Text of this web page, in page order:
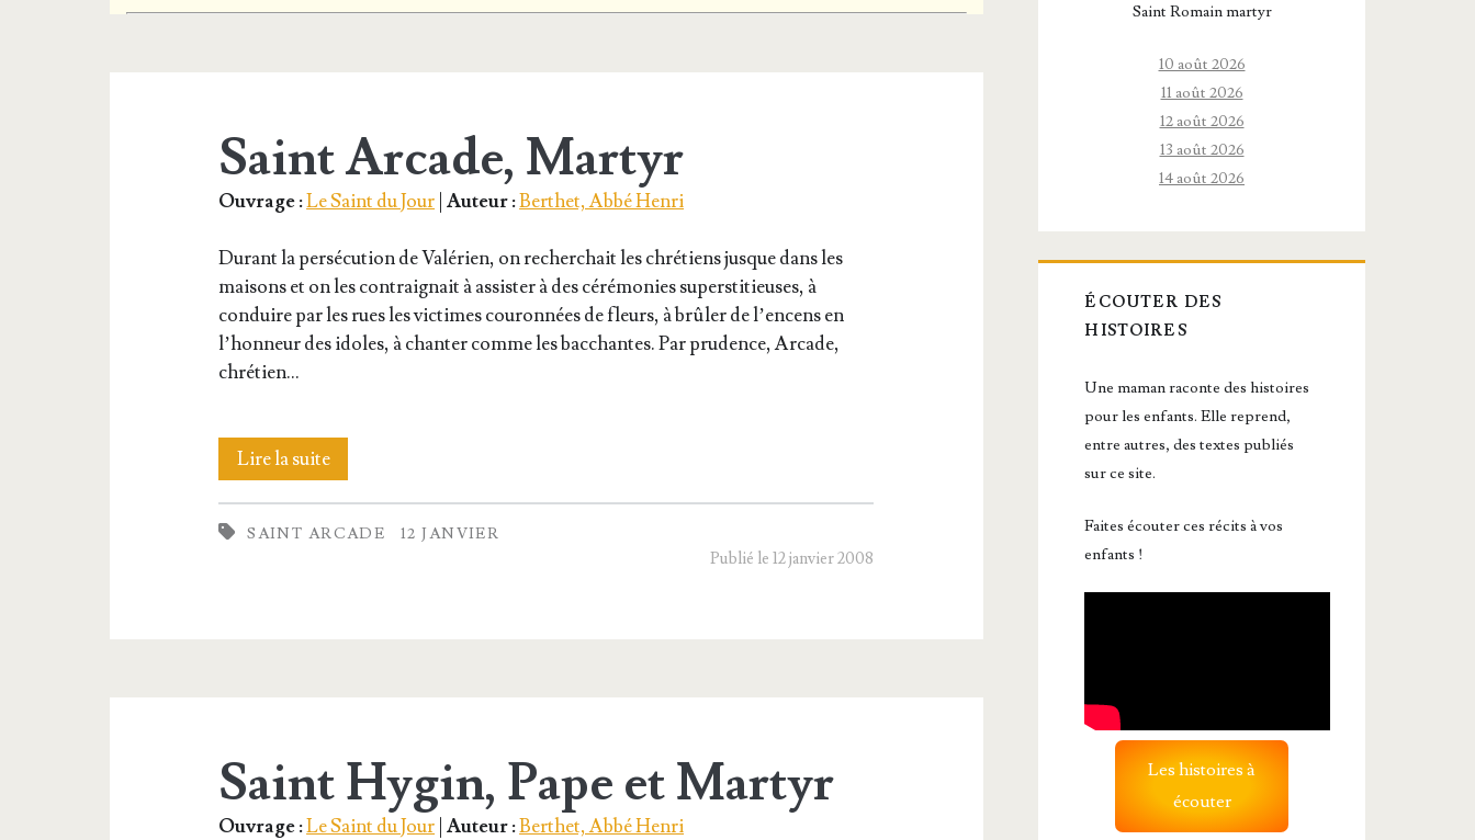
Saint Arcade, Martyr
Ouvrage :Le Saint du Jour |Auteur :Berthet, Abbé Henri
Durant la per­sé­cu­tion de Valé­rien, on recher­chait les chré­tiens jusque dans les
mai­sons et on les contrai­gnait à assis­ter à des céré­mo­nies super­sti­tieuses, à
conduire par les rues les vic­times cou­ron­nées de fleurs, à brû­ler de l’en­cens en
l’hon­neur des idoles, à chan­ter comme les bac­chantes. Par pru­dence, Arcade,
chrétien…
Lire la suiteSaint
Arcade,
Martyr
SAINT ARCADE
12 JANVIER
Publié le 12 janvier 2008
Saint Hygin, Pape et Martyr
Ouvrage :Le Saint du Jour |Auteur :Berthet, Abbé Henri
Saint Romain martyr
10 août 2026
11 août 2026
12 août 2026
13 août 2026
14 août 2026
ÉCOUTER DES
HISTOIRES
Une maman raconte des histoires
pour les enfants. Elle reprend,
entre autres, des textes publiés
sur ce site.
Faites écouter ces récits à vos
enfants !
Les histoires à
écouter